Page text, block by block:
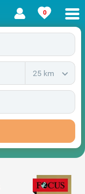
0
25 km